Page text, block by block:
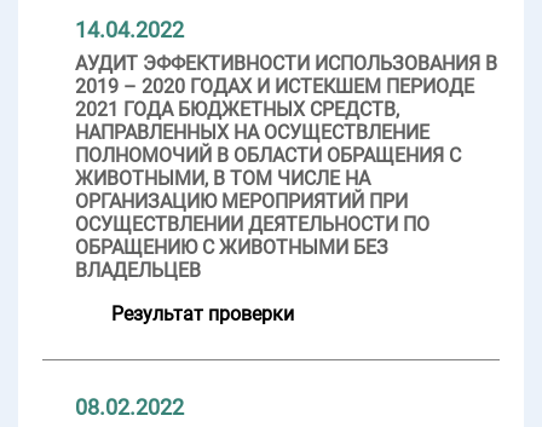
14.04.2022
АУДИТ ЭФФЕКТИВНОСТИ ИСПОЛЬЗОВАНИЯ В
2019 – 2020 ГОДАХ И ИСТЕКШЕМ ПЕРИОДЕ
2021 ГОДА БЮДЖЕТНЫХ СРЕДСТВ,
НАПРАВЛЕННЫХ НА ОСУЩЕСТВЛЕНИЕ
ПОЛНОМОЧИЙ В ОБЛАСТИ ОБРАЩЕНИЯ С
ЖИВОТНЫМИ, В ТОМ ЧИСЛЕ НА
ОРГАНИЗАЦИЮ МЕРОПРИЯТИЙ ПРИ
ОСУЩЕСТВЛЕНИИ ДЕЯТЕЛЬНОСТИ ПО
ОБРАЩЕНИЮ С ЖИВОТНЫМИ БЕЗ
ВЛАДЕЛЬЦЕВ
Результат проверки
08.02.2022